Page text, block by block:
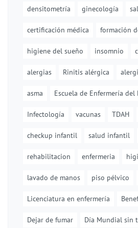
densitometría ginecología
certificación médica formación
higiene del sueño insomnio
alergias Rinitis alérgica
asma Escuela de Enfermería
Infectología vacunas TDAH
checkup infantil salud infantil
rehabilitacion enfermeria
lavado de manos piso pélvico
Licenciatura en enfermería
Dejar de fumar Día Mundial sin